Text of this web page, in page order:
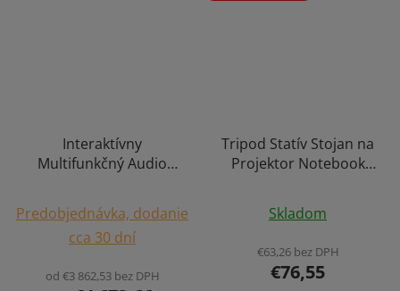
Interaktívny
Multifunkčný Audio
Immersive Room
Projektor Reagujúci na
Dotyk a Pohyb 3D Full
Interakciu Výber
hodnotenie
produktu
je
Predobjednávka, dodanie
cca 30 dní
od €3 862,53 bez DPH
Tripod Statív Stojan na
Projektor Notebook
hodnotenie
produktu
je
Skladom
€63,26 bez DPH
€76,55